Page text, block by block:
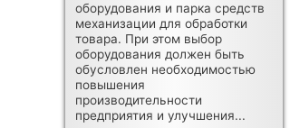
оборудования и парка средств
механизации для обработки
товара. При этом выбор
оборудования должен быть
обусловлен необходимостью
повышения
производительности
предприятия и улучшения...